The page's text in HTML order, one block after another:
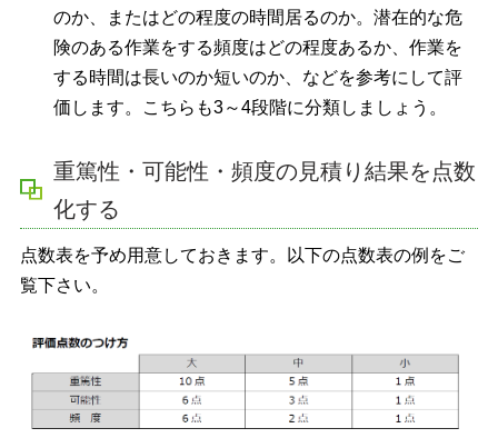
のか、またはどの程度の時間居るのか。潜在的な危
険のある作業をする頻度はどの程度あるか、作業を
する時間は長いのか短いのか、などを参考にして評
価します。こちらも3～4段階に分類しましょう。
重篤性・可能性・頻度の見積り結果を点数
化する
点数表を予め用意しておきます。以下の点数表の例をご
覧下さい。